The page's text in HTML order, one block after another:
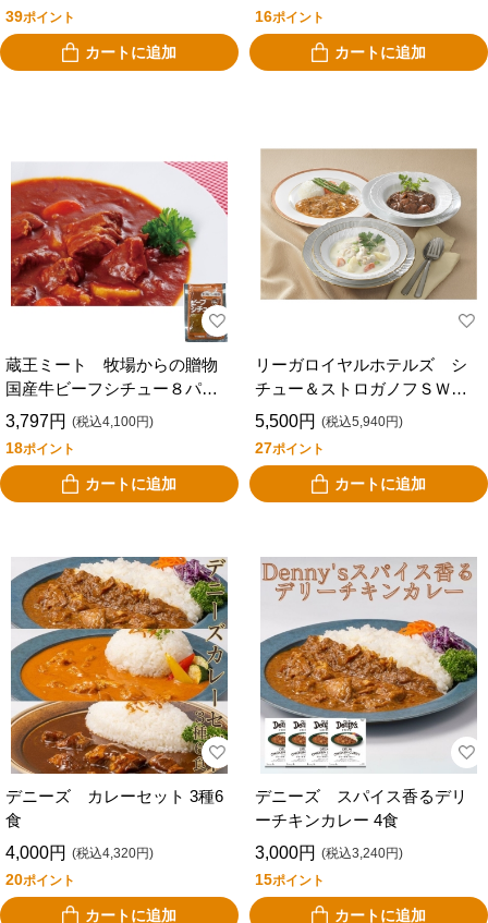
39ポイント
カートに追加
16ポイント
カートに追加
蔵王ミート 牧場からの贈物
国産牛ビーフシチュー８パッ
ク
3,797円 (税込4,100円)
18ポイント
カートに追加
リーガロイヤルホテルズ シ
チュー＆ストロガノフＳＷＳ
－４５
5,500円 (税込5,940円)
27ポイント
カートに追加
デニーズ カレーセット 3種6
食
4,000円 (税込4,320円)
20ポイント
カートに追加
デニーズ スパイス香るデリ
ーチキンカレー 4食
3,000円 (税込3,240円)
15ポイント
カートに追加